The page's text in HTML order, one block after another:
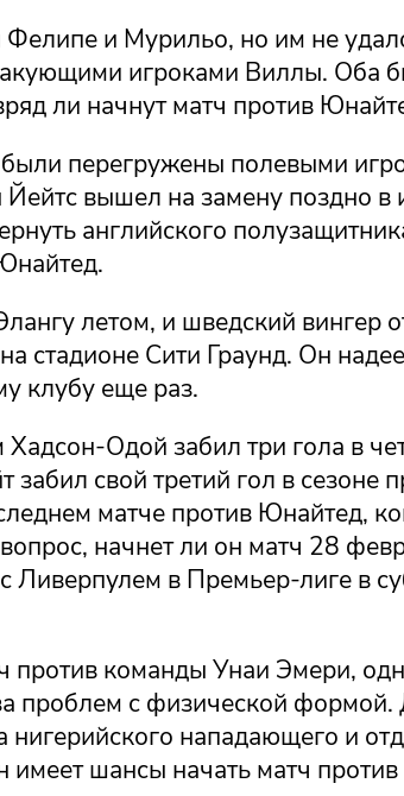
и Мурильо, но им не
игроками Виллы. Оба
ли начнут матч против
перегружены полевыми
вышел на замену поздно в
английского
летом, и шведский вингер
стадионе Сити Граунд. Он
клубу еще раз.
Одой забил три гола в
забил свой третий гол в сезоне
матче против Юнайтед,
начнет ли он матч 28
Ливерпулем в Премьер-лиге в
против команды Унаи Эмери,
проблем с физической формой.
нападающего и
имеет шансы начать матч